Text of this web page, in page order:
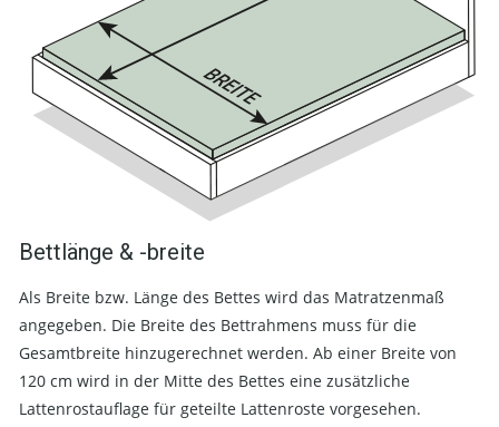
Bettlänge & -breite
Als Breite bzw. Länge des Bettes wird das Matratzenmaß
angegeben. Die Breite des Bettrahmens muss für die
Gesamtbreite hinzugerechnet werden. Ab einer Breite von
120 cm wird in der Mitte des Bettes eine zusätzliche
Lattenrostauflage für geteilte Lattenroste vorgesehen.